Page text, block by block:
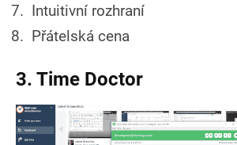
Intuitivní rozhraní
Přátelská cena
3. Time Doctor